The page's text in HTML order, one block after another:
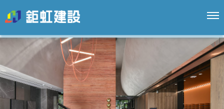
關於鉅虹
熱銷新案
精選內容